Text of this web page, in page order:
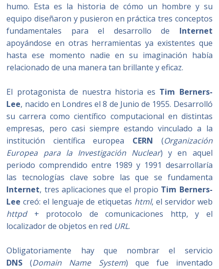
humo. Esta es la historia de cómo un hombre y su
equipo diseñaron y pusieron en práctica tres conceptos
fundamentales para el desarrollo de Internet
apoyándose en otras herramientas ya existentes que
hasta ese momento nadie en su imaginación había
relacionado de una manera tan brillante y eficaz.
El protagonista de nuestra historia es Tim Berners-
Lee, nacido en Londres el 8 de Junio de 1955. Desarrolló
su carrera como científico computacional en distintas
empresas, pero casi siempre estando vinculado a la
institución científica europea CERN (Organización
Europea para la Investigación Nuclear) y en aquel
periodo comprendido entre 1989 y 1991 desarrollaría
las tecnologías clave sobre las que se fundamenta
Internet, tres aplicaciones que el propio Tim Berners-
Leecreó: el lenguaje de etiquetas html, el servidor web
httpd+ protocolo de comunicaciones http, y el
localizador de objetos en red URL.
Obligatoriamente hay que nombrar el servicio
DNS (Domain Name System) que fue inventado